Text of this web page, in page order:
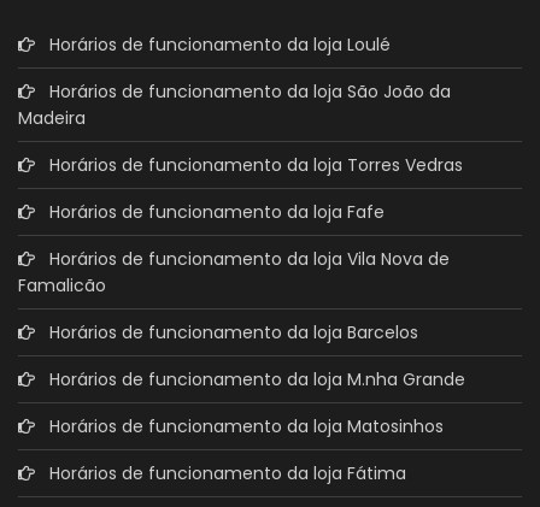
Horários de funcionamento da loja Loulé
Horários de funcionamento da loja São João da
Madeira
Horários de funcionamento da loja Torres Vedras
Horários de funcionamento da loja Fafe
Horários de funcionamento da loja Vila Nova de
Famalicão
Horários de funcionamento da loja Barcelos
Horários de funcionamento da loja M.nha Grande
Horários de funcionamento da loja Matosinhos
Horários de funcionamento da loja Fátima